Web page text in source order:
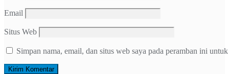
Email
Situs Web
Simpan nama, email, dan situs web saya pada peramban ini